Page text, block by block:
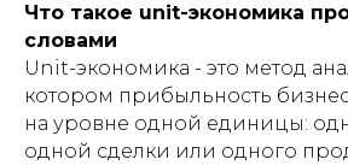
Что такое unit-экономика
словами
Unit-экономика - это метод
котором прибыльность
на уровне одной единицы:
одной сделки или одного